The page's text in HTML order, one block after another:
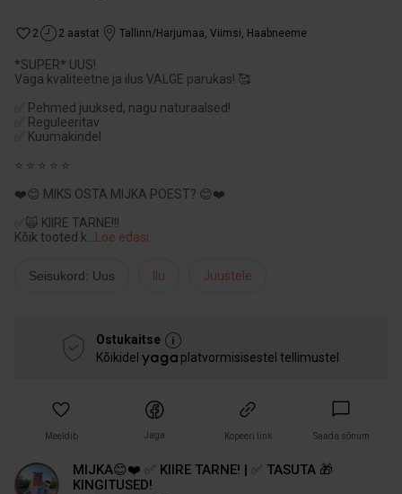
2 2 aastat Tallinn/Harjumaa, Viimsi, Haabneeme
*SUPER* UUS!
Väga kvaliteetne ja ilus VALGE parukas! 🥰
✅ Pehmed juuksed, nagu naturaalsed!
✅ Reguleeritav
✅ Kuumakindel
⭐ ⭐ ⭐ ⭐ ⭐
❤️😊 MIKS OSTA MIJKA POEST? 😊❤️
✅🙀 KIIRE TARNE!!!
Kõik tooted k
Loe edasi
Seisukord: Uus Ilu Juustele
Ostukaitse
Kõikidel
platvormisisestel tellimustel
Meeldib Jaga Kopeeri link Saada sõnum
MIJKA😊❤️ ✅ KIIRE TARNE! | ✅ TASUTA 🎁
KINGITUSED!